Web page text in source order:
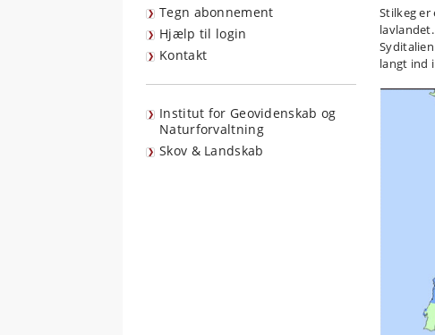
Tegn abonnement
Hjælp til login
Kontakt
Institut for Geovidenskab og
Naturforvaltning
Skov & Landskab
Stilkeg
langt ind